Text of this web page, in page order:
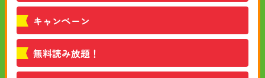
キャンペーン
無料読み放題！